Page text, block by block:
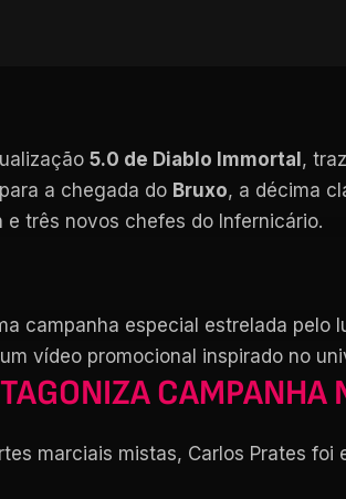
5.0 de Diablo Immortal,
a chegada do Bruxo, a décima
e três novos chefes do Infernicário.
campanha especial estrelada pelo
vídeo promocional inspirado no
CAMPANHA
marciais mistas, Carlos Prates